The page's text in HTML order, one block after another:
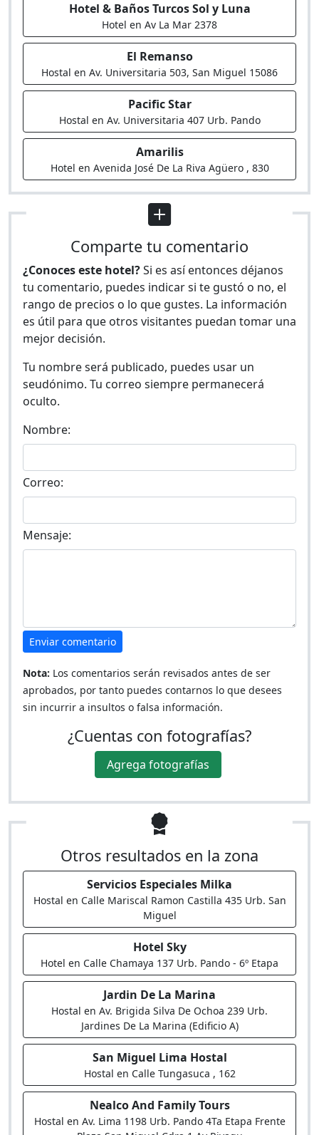
Hotel & Baños Turcos Sol y Luna
Hotel en Av La Mar 2378
El Remanso
Hostal en Av. Universitaria 503, San Miguel 15086
Pacific Star
Hostal en Av. Universitaria 407 Urb. Pando
Amarilis
Hotel en Avenida José De La Riva Agüero , 830
Comparte tu comentario
¿Conoces este hotel?Si es así entonces déjanos
tu comentario, puedes indicar si te gustó o no, el
rango de precios o lo que gustes. La información
es útil para que otros visitantes puedan tomar una
mejor decisión.
Tu nombre será publicado, puedes usar un
seudónimo. Tu correo siempre permanecerá
oculto.
Nombre:
Correo:
Mensaje:
Enviar comentario
Nota: Los comentarios serán revisados antes de ser
aprobados, por tanto puedes contarnos lo que desees
sin incurrir a insultos o falsa información.
¿Cuentas con fotografías?
Agrega fotografías
Otros resultados en la zona
Servicios Especiales Milka
Hostal en Calle Mariscal Ramon Castilla 435 Urb. San
Miguel
Hotel Sky
Hotel en Calle Chamaya 137 Urb. Pando - 6º Etapa
Jardin De La Marina
Hostal en Av. Brigida Silva De Ochoa 239 Urb.
Jardines De La Marina (Edificio A)
San Miguel Lima Hostal
Hostal en Calle Tungasuca , 162
Nealco And Family Tours
Hostal en Av. Lima 1198 Urb. Pando 4Ta Etapa Frente